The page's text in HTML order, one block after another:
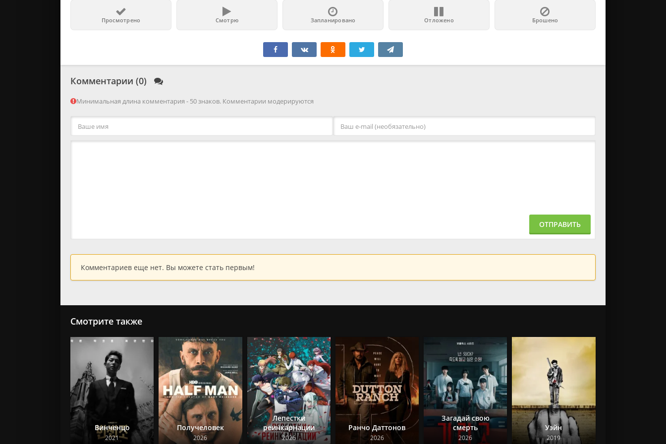
Просмотрено Смотрю Запланировано Отложено Брошено
Комментарии (0)
Минимальная длина комментария - 50 знаков. Комментарии модерируются
ОТПРАВИТЬ
Комментариев еще нет. Вы можете стать первым!
Смотрите также
Винченцо
2021
Получеловек
2026
Лепестки
реинкарнации
2026
Ранчо Даттонов
2026
Загадай свою
смерть
2026
Уэйн
2019